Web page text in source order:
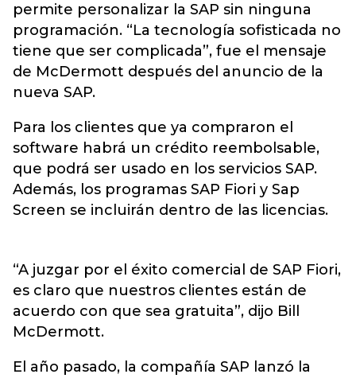
permite personalizar la SAP sin ninguna
programación. “La tecnología sofisticada no
tiene que ser complicada”, fue el mensaje
de McDermott después del anuncio de la
nueva SAP.
Para los clientes que ya compraron el
software habrá un crédito reembolsable,
que podrá ser usado en los servicios SAP.
Además, los programas SAP Fiori y Sap
Screen se incluirán dentro de las licencias.
“A juzgar por el éxito comercial de SAP Fiori,
es claro que nuestros clientes están de
acuerdo con que sea gratuita”, dijo Bill
McDermott.
El año pasado, la compañía SAP lanzó la